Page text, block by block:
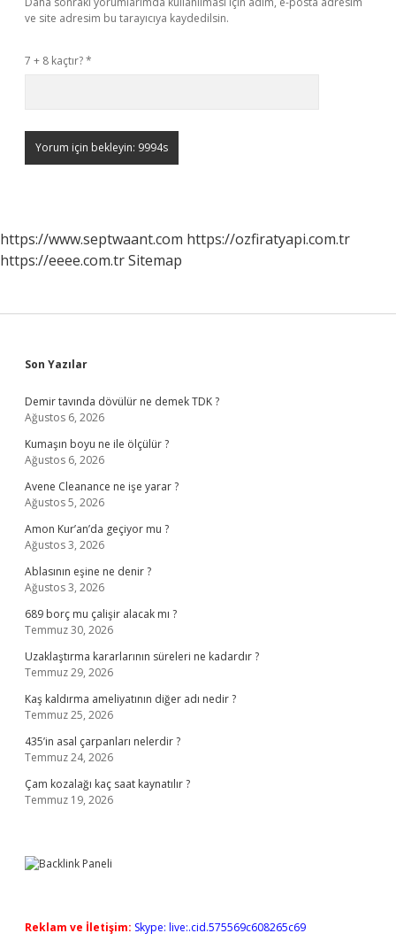
ve site adresim bu tarayıcıya kaydedilsin.
7 + 8 kaçtır?*
https://www.septwaant.com https://ozfiratyapi.com.tr
https://eeee.com.trSitemap
Sidebar
Son Yazılar
Demir tavında dövülür ne demek TDK ?
Ağustos 6, 2026
Kumaşın boyu ne ile ölçülür ?
Ağustos 6, 2026
Avene Cleanance ne işe yarar ?
Ağustos 5, 2026
Amon Kur’an’da geçiyor mu ?
Ağustos 3, 2026
Ablasının eşine ne denir ?
Ağustos 3, 2026
689 borç mu çalişir alacak mı ?
Temmuz 30, 2026
Uzaklaştırma kararlarının süreleri ne kadardır ?
Temmuz 29, 2026
Kaş kaldırma ameliyatının diğer adı nedir ?
Temmuz 25, 2026
435’in asal çarpanları nelerdir ?
Temmuz 24, 2026
Çam kozalağı kaç saat kaynatılır ?
Temmuz 19, 2026
Reklam ve İletişim: Skype: live:.cid.575569c608265c69